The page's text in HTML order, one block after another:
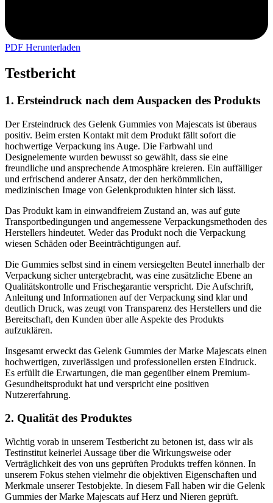
PDF Herunterladen
Testbericht
1. Ersteindruck nach dem Auspacken des Produkts
Der Ersteindruck des Gelenk Gummies von Majescats ist überaus
positiv. Beim ersten Kontakt mit dem Produkt fällt sofort die
hochwertige Verpackung ins Auge. Die Farbwahl und
Designelemente wurden bewusst so gewählt, dass sie eine
freundliche und ansprechende Atmosphäre kreieren. Ein auffälliger
und erfrischend anderer Ansatz, der den herkömmlichen,
medizinischen Image von Gelenkprodukten hinter sich lässt.
Das Produkt kam in einwandfreiem Zustand an, was auf gute
Transportbedingungen und angemessene Verpackungsmethoden des
Herstellers hindeutet. Weder das Produkt noch die Verpackung
wiesen Schäden oder Beeinträchtigungen auf.
Die Gummies selbst sind in einem versiegelten Beutel innerhalb der
Verpackung sicher untergebracht, was eine zusätzliche Ebene an
Qualitätskontrolle und Frischegarantie verspricht. Die Aufschrift,
Anleitung und Informationen auf der Verpackung sind klar und
deutlich Druck, was zeugt von Transparenz des Herstellers und die
Bereitschaft, den Kunden über alle Aspekte des Produkts
aufzuklären.
Insgesamt erweckt das Gelenk Gummies der Marke Majescats einen
hochwertigen, zuverlässigen und professionellen ersten Eindruck.
Es erfüllt die Erwartungen, die man gegenüber einem Premium-
Gesundheitsprodukt hat und verspricht eine positiven
Nutzererfahrung.
2. Qualität des Produktes
Wichtig vorab in unserem Testbericht zu betonen ist, dass wir als
Testinstitut keinerlei Aussage über die Wirkungsweise oder
Verträglichkeit des von uns geprüften Produkts treffen können. In
unserem Fokus stehen vielmehr die objektiven Eigenschaften und
Merkmale unserer Testobjekte. In diesem Fall haben wir die Gelenk
Gummies der Marke Majescats auf Herz und Nieren geprüft.